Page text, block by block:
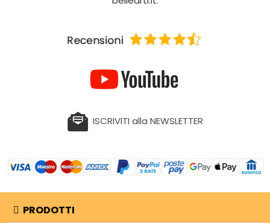
ISCRIVITI alla NEWSLETTER
PRODOTTI